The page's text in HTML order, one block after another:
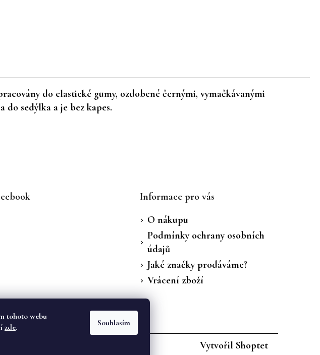
tohoto webu
zde. Souhlasím
do elastické gumy, ozdobené černými, vymačkávanými
do sedýlka a je bez kapes.
Informace pro vás
O nákupu
Podmínky ochrany osobních
údajů
Jaké značky prodáváme?
Vrácení zboží
Vytvořil Shoptet